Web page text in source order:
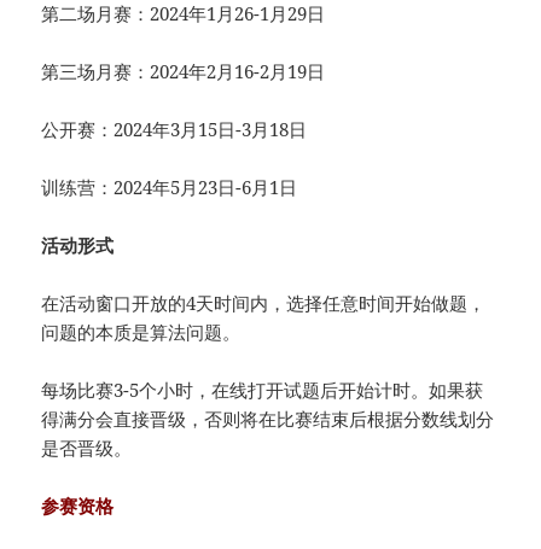
第二场月赛：2024年1月26-1月29日
第三场月赛：2024年2月16-2月19日
公开赛：2024年3月15日-3月18日
训练营：2024年5月23日-6月1日
活动形式
在活动窗口开放的4天时间内，选择任意时间开始做题，
问题的本质是算法问题。
每场比赛3-5个小时，在线打开试题后开始计时。如果获
得满分会直接晋级，否则将在比赛结束后根据分数线划分
是否晋级。
参赛资格